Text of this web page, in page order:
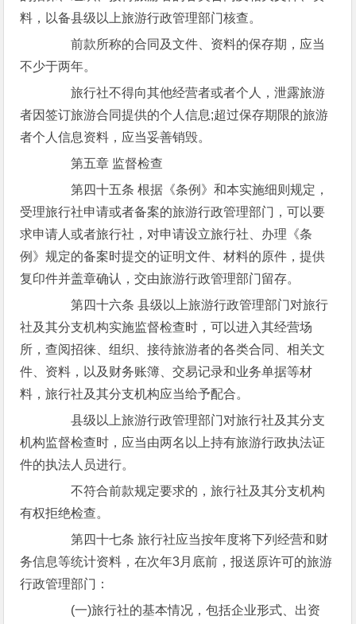
料，以备县级以上旅游行政管理部门核查。
前款所称的合同及文件、资料的保存期，应当
不少于两年。
旅行社不得向其他经营者或者个人，泄露旅游
者因签订旅游合同提供的个人信息;超过保存期限的旅游
者个人信息资料，应当妥善销毁。
第五章 监督检查
第四十五条 根据《条例》和本实施细则规定，
受理旅行社申请或者备案的旅游行政管理部门，可以要
求申请人或者旅行社，对申请设立旅行社、办理《条
例》规定的备案时提交的证明文件、材料的原件，提供
复印件并盖章确认，交由旅游行政管理部门留存。
第四十六条 县级以上旅游行政管理部门对旅行
社及其分支机构实施监督检查时，可以进入其经营场
所，查阅招徕、组织、接待旅游者的各类合同、相关文
件、资料，以及财务账簿、交易记录和业务单据等材
料，旅行社及其分支机构应当给予配合。
县级以上旅游行政管理部门对旅行社及其分支
机构监督检查时，应当由两名以上持有旅游行政执法证
件的执法人员进行。
不符合前款规定要求的，旅行社及其分支机构
有权拒绝检查。
第四十七条 旅行社应当按年度将下列经营和财
务信息等统计资料，在次年3月底前，报送原许可的旅游
行政管理部门：
(一)旅行社的基本情况，包括企业形式、出资